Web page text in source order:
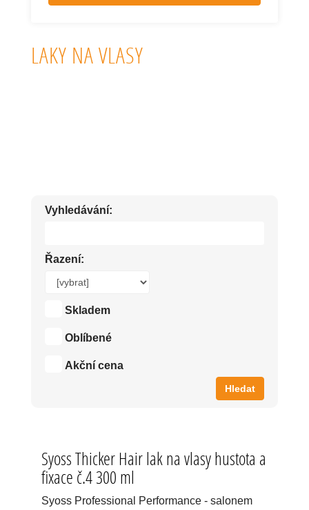
LAKY NA VLASY
Vyhledávání:
Řazení:
Skladem
Oblíbené
Akční cena
Hledat
Syoss Thicker Hair lak na vlasy hustota a
fixace č.4 300 ml
Syoss Professional Performance - salonem